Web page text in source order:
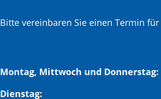
Bitte vereinbaren Sie einen Termin
Montag, Mittwoch und Donnerstag: